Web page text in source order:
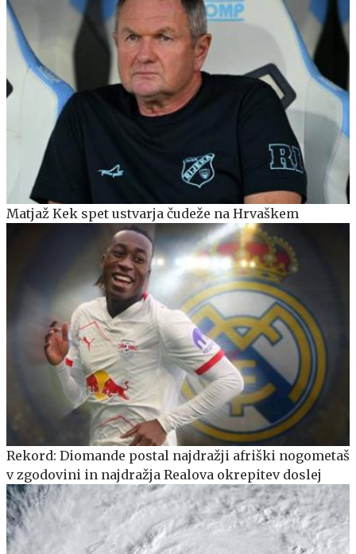
Matjaž Kek spet ustvarja čudeže na Hrvaškem
Rekord: Diomande postal najdražji afriški nogometaš
v zgodovini in najdražja Realova okrepitev doslej